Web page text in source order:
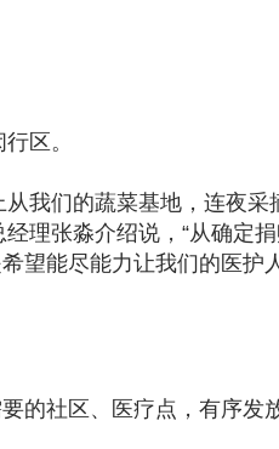
区。
我们的蔬菜基地，连夜采
理张淼介绍说，“从确定
望能尽能力让我们的医护
的社区、医疗点，有序发